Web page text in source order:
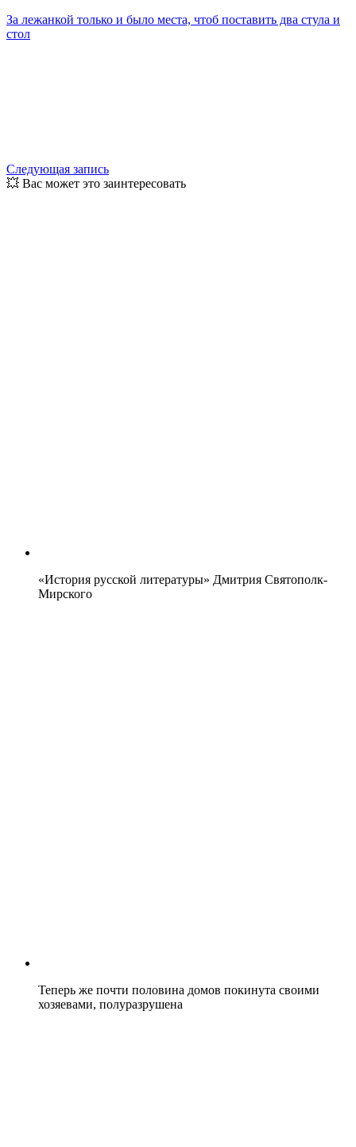
За лежанкой только и было места, чтоб поставить два стула и
стол
Следующая запись
💥 Вас может это заинтересовать
«История русской литературы» Дмитрия Святополк-
Мирского
Теперь же почти половина домов покинута своими
хозяевами, полуразрушена